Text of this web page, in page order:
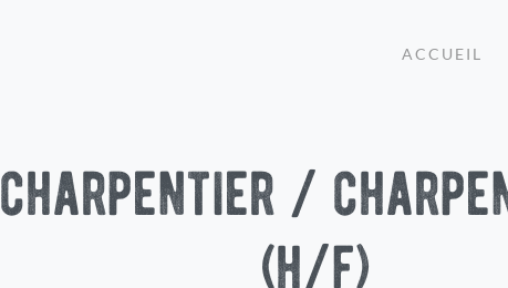
ACCUEIL
charpentier /
(h/f)